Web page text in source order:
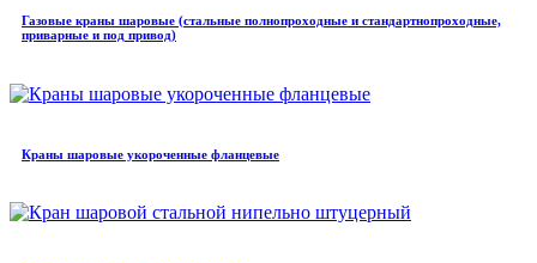
Газовые краны шаровые (стальные полнопроходные и стандартнопроходные,
приварные и под привод)
Краны шаровые укороченные фланцевые